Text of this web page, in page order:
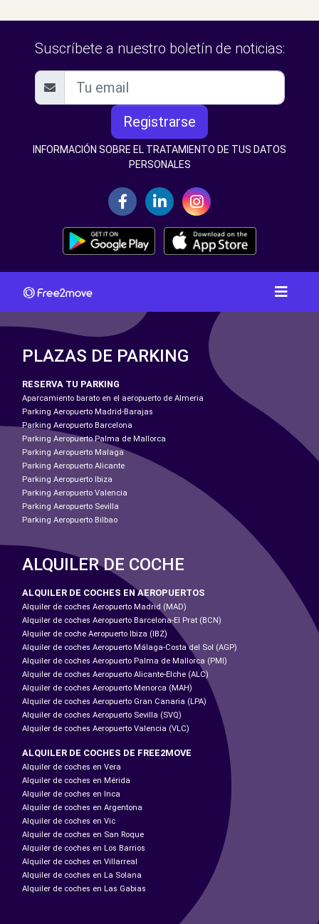
Suscríbete a nuestro boletín de noticias:
Registrarse
INFORMACIÓN SOBRE EL TRATAMIENTO DE TUS DATOS
PERSONALES
PLAZAS DE PARKING
RESERVA TU PARKING
Aparcamiento barato en el aeropuerto de Almeria
Parking Aeropuerto Madrid-Barajas
Parking Aeropuerto Barcelona
Parking Aeropuerto Palma de Mallorca
Parking Aeropuerto Malaga
Parking Aeropuerto Alicante
Parking Aeropuerto Ibiza
Parking Aeropuerto Valencia
Parking Aeropuerto Sevilla
Parking Aeropuerto Bilbao
ALQUILER DE COCHE
ALQUILER DE COCHES EN AEROPUERTOS
Alquiler de coches Aeropuerto Madrid (MAD)
Alquiler de coches Aeropuerto Barcelona-El Prat (BCN)
Alquiler de coche Aeropuerto Ibiza (IBZ)
Alquiler de coches Aeropuerto Málaga-Costa del Sol (AGP)
Alquiler de coches Aeropuerto Palma de Mallorca (PMI)
Alquiler de coches Aeropuerto Alicante-Elche (ALC)
Alquiler de coches Aeropuerto Menorca (MAH)
Alquiler de coches Aeropuerto Gran Canaria (LPA)
Alquiler de coches Aeropuerto Sevilla (SVQ)
Alquiler de coches Aeropuerto Valencia (VLC)
ALQUILER DE COCHES DE FREE2MOVE
Alquiler de coches en Vera
Alquiler de coches en Mérida
Alquiler de coches en Inca
Alquiler de coches en Argentona
Alquiler de coches en Vic
Alquiler de coches en San Roque
Alquiler de coches en Los Barrios
Alquiler de coches en Villarreal
Alquiler de coches en La Solana
Alquiler de coches en Las Gabias